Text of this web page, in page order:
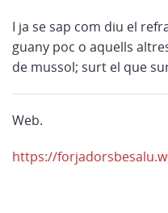
I ja se sap com diu el
guany poc o aquells
de mussol; surt el que
Web.
https://